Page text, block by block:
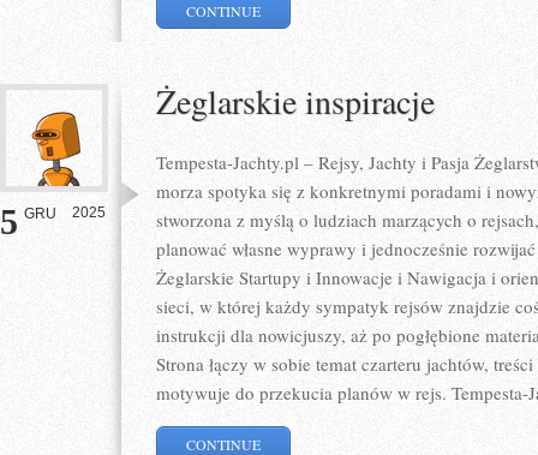
CONTINUE
5 GRU 2025
Żeglarskie inspiracje
Tempesta-Jachty.pl – Rejsy, Jachty i Pasja
morza spotyka się z konkretnymi poradami i
stworzona z myślą o ludziach marzących o
planować własne wyprawy i jednocześnie
Żeglarskie Startupy i Innowacje i Nawigacja i
sieci, w której każdy sympatyk rejsów znajdzie
instrukcji dla nowicjuszy, aż po pogłębione
Strona łączy w sobie temat czarteru jachtów,
motywuje do przekucia planów w rejs. Tempesta-
CONTINUE